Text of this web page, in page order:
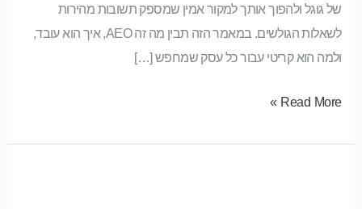
של גוגל ולהפוך אותך למקור אמין שמספק תשובות מהירות
לשאלות הגולשים. במאמר הזה תבין מה זה AEO, איך הוא עובד,
ולמה הוא קריטי עבור כל עסק שמחפש […]
Read More »